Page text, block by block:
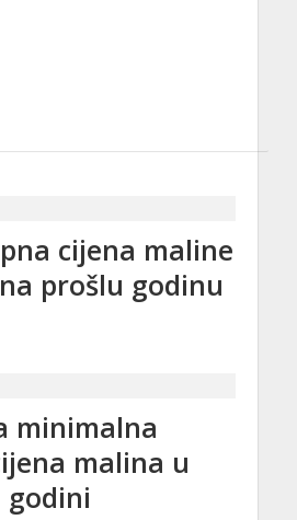
cijena maline
prošlu godinu
minimalna
malina u
godini